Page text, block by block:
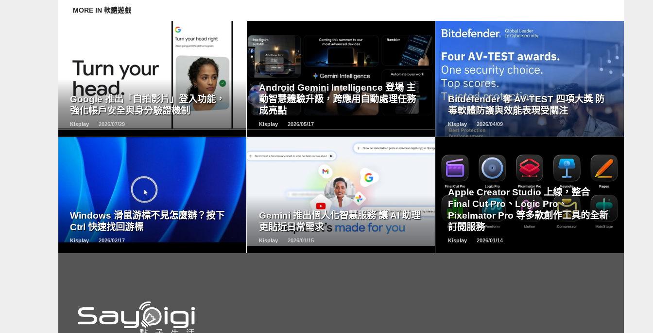
MORE IN 軟體遊戲
Google 推出「自拍影片」登入功能，
強化帳戶安全與身分驗證機制
Kisplay 2026/07/29
READ
MORE
Android Gemini Intelligence 登場 主
動智慧體驗升級，跨應用自動處理任務
成亮點
Kisplay 2026/05/17
READ
MORE
Bitdefender 奪 AV-TEST 四項大獎 防
毒軟體防護與效能表現受關注
Kisplay 2026/04/09
READ
MORE
Windows 滑鼠游標不見怎麼辦？按下
Ctrl 快速找回游標
Kisplay 2026/02/17
READ
MORE
Gemini 推出個人化智慧服務 讓 AI 助理
更貼近日常需求
Kisplay 2026/01/15
READ
MORE
Apple Creator Studio 上線，整合
Final Cut Pro、Logic Pro、
Pixelmator Pro 等多款創作工具的全新
訂閱服務
Kisplay 2026/01/14
READ
MORE